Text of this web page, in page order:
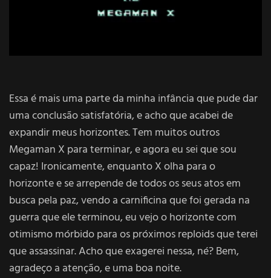
Essa é mais uma parte da minha infância que pude dar
uma conclusão satisfatória, e acho que acabei de
expandir meus horizontes. Tem muitos outros
Megaman X para terminar, e agora eu sei que sou
capaz! Ironicamente, enquanto X olha para o
horizonte e se arrepende de todos os seus atos em
busca pela paz, vendo a carnificina que foi gerada na
guerra que ele terminou, eu vejo o horizonte com
otimismo mórbido para os próximos reploids que terei
que assassinar. Acho que exagerei nessa, né? Bem,
agradeço a atenção, e uma boa noite.